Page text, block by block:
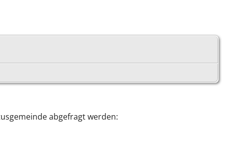
abgefragt werden: